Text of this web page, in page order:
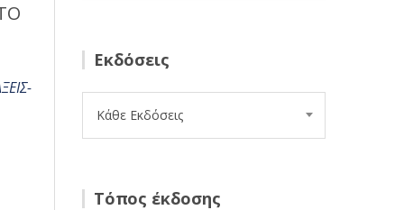
Εκδόσεις
Κάθε Εκδόσεις
Τόπος έκδοσης